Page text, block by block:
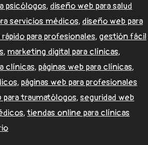
psicólogos, diseño web para salud
servicios médicos, diseño web para
para profesionales, gestión fácil
, marketing digital para clínicas,
clínicas, páginas web para clínicas,
, páginas web para profesionales
para traumatólogos,seguridad web
,tiendas online para clínicas